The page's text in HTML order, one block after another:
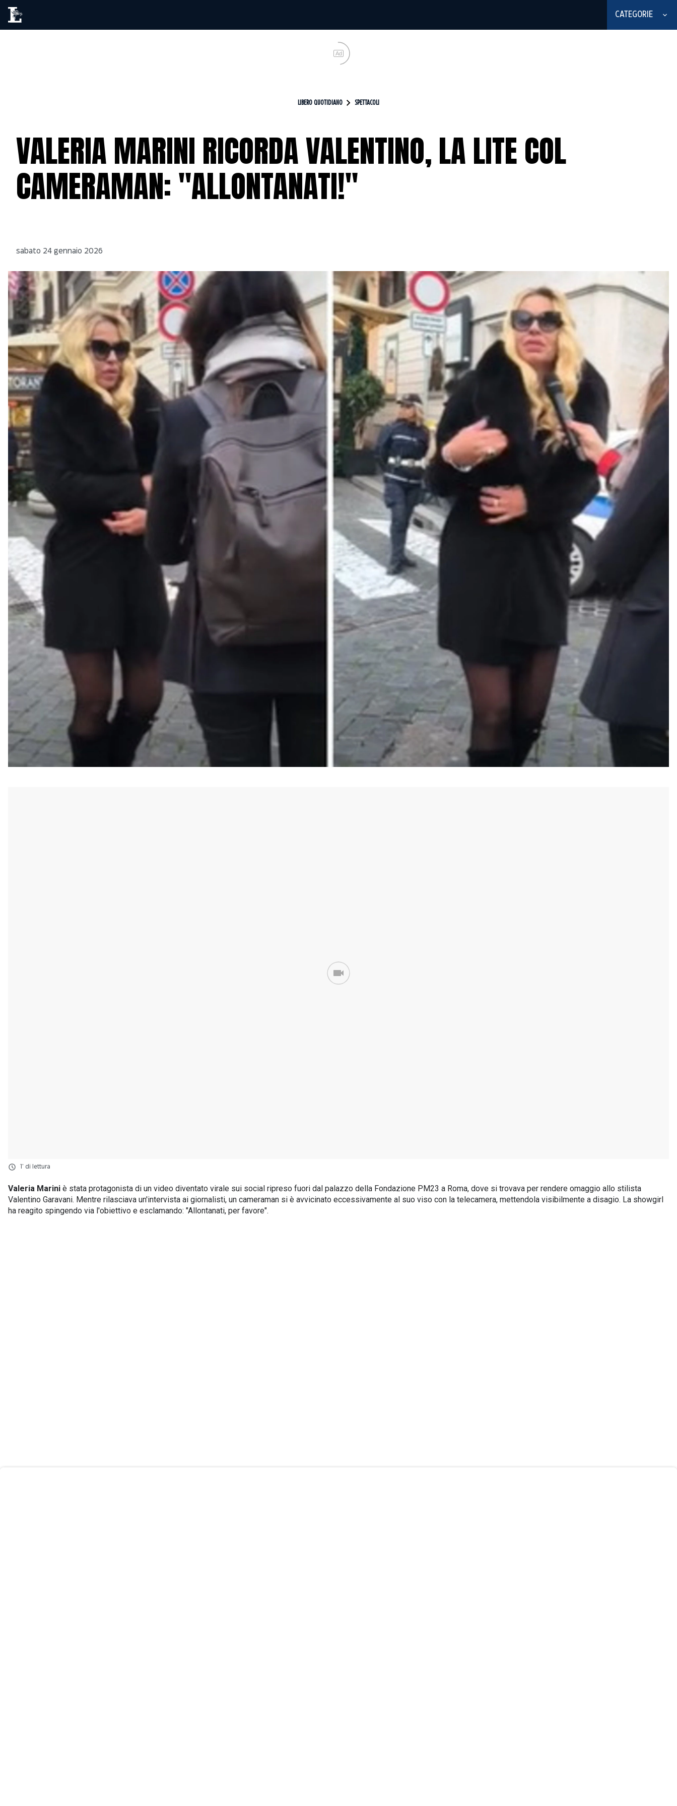
CATEGORIE
Ad
LIBERO QUOTIDIANO SPETTACOLI
VALERIA MARINI RICORDA VALENTINO, LA LITE COL
CAMERAMAN: "ALLONTANATI!"
sabato 24 gennaio 2026
1' di lettura
Valeria Marini è stata protagonista di un video diventato virale sui social ripreso fuori dal palazzo della Fondazione PM23 a Roma, dove si trovava per rendere omaggio allo stilista
Valentino Garavani. Mentre rilasciava un'intervista ai giornalisti, un cameraman si è avvicinato eccessivamente al suo viso con la telecamera, mettendola visibilmente a disagio. La showgirl
ha reagito spingendo via l'obiettivo e esclamando: "Allontanati, per favore".